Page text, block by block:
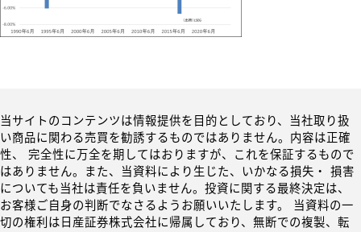
当サイトのコンテンツは情報提供を目的としており、当社取り扱
い商品に関わる売買を勧誘するものではありません。内容は正確
性、 完全性に万全を期してはおりますが、これを保証するもので
はありません。また、当資料により生じた、いかなる損失・ 損害
についても当社は責任を負いません。投資に関する最終決定は、
お客様ご自身の判断でなさるようお願いいたします。 当資料の一
切の権利は日産証券株式会社に帰属しており、無断での複製、転